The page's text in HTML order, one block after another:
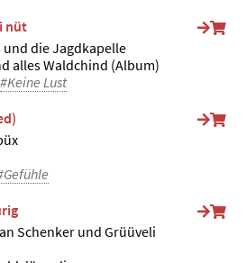
nüt
und die Jagdkapelle
alles Waldchind (Album)
#Keine Lust
Schenker und Grüüveli